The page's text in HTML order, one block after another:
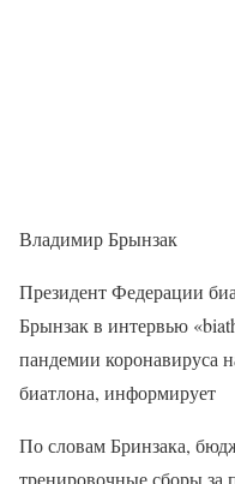
Владимир Брынзак
Президент Федерации
Брынзак в интервью
пандемии коронавируса
биатлона, информирует
По словам Бринзака,
тренировочные сборы за